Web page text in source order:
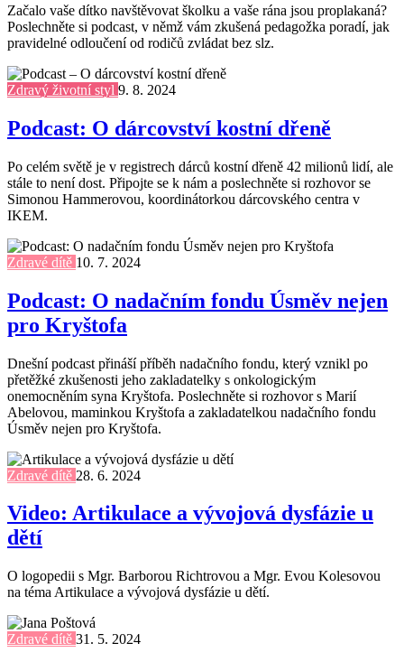
Začalo vaše dítko navštěvovat školku a vaše rána jsou proplakaná?
Poslechněte si podcast, v němž vám zkušená pedagožka poradí, jak
pravidelné odloučení od rodičů zvládat bez slz.
Zdravý životní styl 9. 8. 2024
Podcast: O dárcovství kostní dřeně
Po celém světě je v registrech dárců kostní dřeně 42 milionů lidí, ale
stále to není dost. Připojte se k nám a poslechněte si rozhovor se
Simonou Hammerovou, koordinátorkou dárcovského centra v
IKEM.
Zdravé dítě 10. 7. 2024
Podcast: O nadačním fondu Úsměv nejen
pro Kryštofa
Dnešní podcast přináší příběh nadačního fondu, který vznikl po
přetěžké zkušenosti jeho zakladatelky s onkologickým
onemocněním syna Kryštofa. Poslechněte si rozhovor s Marií
Abelovou, maminkou Kryštofa a zakladatelkou nadačního fondu
Úsměv nejen pro Kryštofa.
Zdravé dítě 28. 6. 2024
Video: Artikulace a vývojová dysfázie u
dětí
O logopedii s Mgr. Barborou Richtrovou a Mgr. Evou Kolesovou
na téma Artikulace a vývojová dysfázie u dětí.
Zdravé dítě 31. 5. 2024